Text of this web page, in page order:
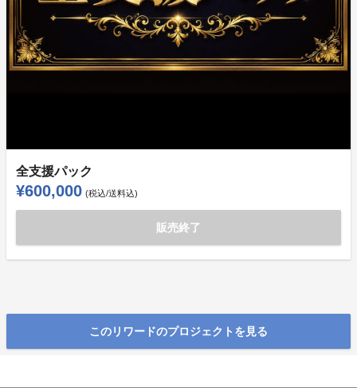
全支援パック
¥600,000 (税込/送料込)
販売終了
このリワードのプロジェクトを見る